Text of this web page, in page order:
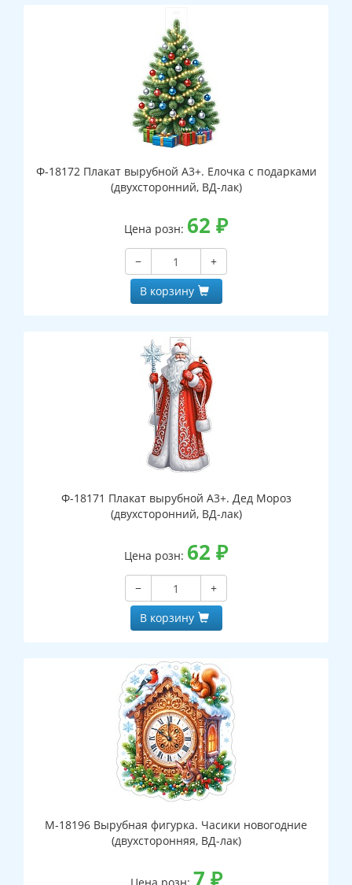
Ф-18172 Плакат вырубной А3+. Елочка с подарками
(двухсторонний, ВД-лак)
Цена розн: 62 ₽
−
+
В корзину
Ф-18171 Плакат вырубной А3+. Дед Мороз
(двухсторонний, ВД-лак)
Цена розн: 62 ₽
−
+
В корзину
М-18196 Вырубная фигурка. Часики новогодние
(двухсторонняя, ВД-лак)
7 ₽